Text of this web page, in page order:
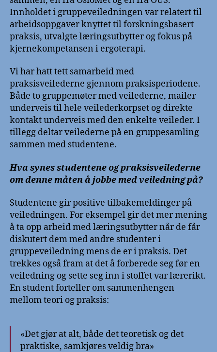
Innholdet i gruppeveiledningen var relatert til
arbeidsoppgaver knyttet til forskningsbasert
praksis, utvalgte læringsutbytter og fokus på
kjernekompetansen i ergoterapi.
Vi har hatt tett samarbeid med
praksisveilederne gjennom praksisperiodene.
Både to gruppemøter med veilederne, mailer
underveis til hele veilederkorpset og direkte
kontakt underveis med den enkelte veileder. I
tillegg deltar veilederne på en gruppesamling
sammen med studentene.
Hva synes studentene og praksisveilederne
om denne måten å jobbe med veiledning på?
Studentene gir positive tilbakemeldinger på
veiledningen. For eksempel gir det mer mening
å ta opp arbeid med læringsutbytter når de får
diskutert dem med andre studenter i
gruppeveiledning mens de er i praksis. Det
trekkes også fram at det å forberede seg før en
veiledning og sette seg inn i stoffet var lærerikt.
En student forteller om sammenhengen
mellom teori og praksis:
«Det gjør at alt, både det teoretisk og det
praktiske, samkjøres veldig bra»